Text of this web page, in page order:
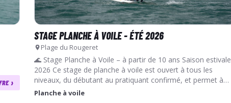
›
STAGE PLANCHE À VOILE - ÉTÉ 2026
Plage du Rougeret
🌊 Stage Planche à Voile – à partir de 10 ans Saison estivale
2026 Ce stage de planche à voile est ouvert à tous les
niveaux, du débutant au pratiquant confirmé, et permet à
chacu…
Planche à voile